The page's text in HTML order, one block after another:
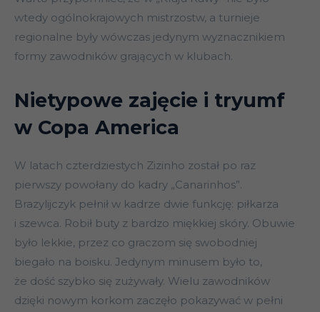
wtedy ogólnokrajowych mistrzostw, a turnieje
regionalne były wówczas jedynym wyznacznikiem
formy zawodników grających w klubach.
Nietypowe zajęcie i tryumf
w Copa America
W latach czterdziestych Zizinho został po raz
pierwszy powołany do kadry „Canarinhos”.
Brazylijczyk pełnił w kadrze dwie funkcję: piłkarza
i szewca. Robił buty z bardzo miękkiej skóry. Obuwie
było lekkie, przez co graczom się swobodniej
biegało na boisku. Jedynym minusem było to,
że dość szybko się zużywały. Wielu zawodników
dzięki nowym korkom zaczęło pokazywać w pełni